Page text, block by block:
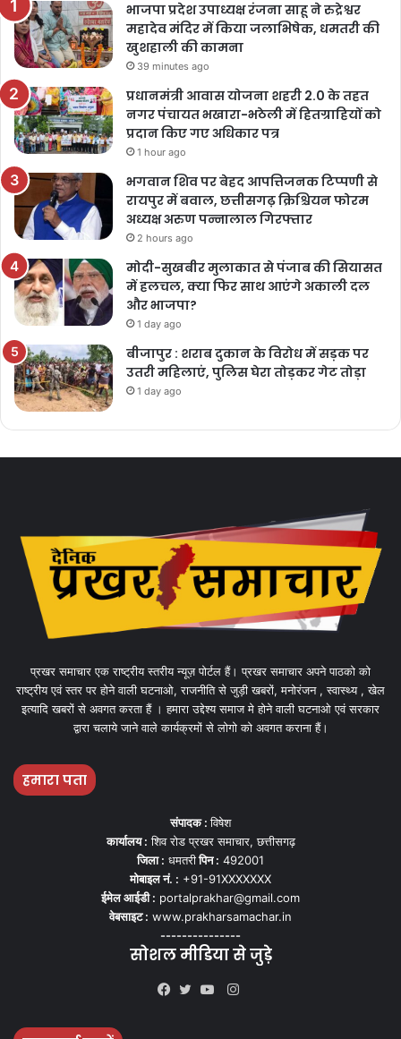
भाजपा प्रदेश उपाध्यक्ष रंजना साहू ने रुद्रेश्वर
महादेव मंदिर में किया जलाभिषेक, धमतरी की
खुशहाली की कामना
39 minutes ago
प्रधानमंत्री आवास योजना शहरी 2.0 के तहत
नगर पंचायत भखारा-भठेली में हितग्राहियों को
प्रदान किए गए अधिकार पत्र
1 hour ago
भगवान शिव पर बेहद आपत्तिजनक टिप्पणी से
रायपुर में बवाल, छत्तीसगढ़ क्रिश्चियन फोरम
अध्यक्ष अरुण पन्नालाल गिरफ्तार
2 hours ago
मोदी-सुखबीर मुलाकात से पंजाब की सियासत
में हलचल, क्या फिर साथ आएंगे अकाली दल
और भाजपा?
1 day ago
बीजापुर : शराब दुकान के विरोध में सड़क पर
उतरी महिलाएं, पुलिस घेरा तोड़कर गेट तोड़ा
1 day ago
प्रखर समाचार एक राष्ट्रीय स्तरीय न्यूज़ पोर्टल हैं। प्रखर समाचार अपने पाठको को
राष्ट्रीय एवं स्तर पर होने वाली घटनाओ, राजनीति से जुड़ी खबरों, मनोरंजन , स्वास्थ्य , खेल
इत्यादि खबरों से अवगत करता हैं । हमारा उद्देश्य समाज मे होने वाली घटनाओ एवं सरकार
द्वारा चलाये जाने वाले कार्यक्रमों से लोगो को अवगत कराना हैं।
हमारा पता
संपादक :विषेश
कार्यालय : शिव रोड प्रखर समाचार, छत्तीसगढ़
जिला : धमतरीपिन : 492001
मोबाइल नं. : +91-91XXXXXXX
ईमेल आईडी : portalprakhar@gmail.com
वेबसाइट : www.prakharsamachar.in
---------------
सोशल मीडिया से जुड़े
Instagram